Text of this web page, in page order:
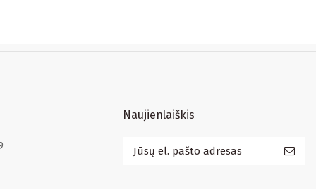
Naujienlaiškis